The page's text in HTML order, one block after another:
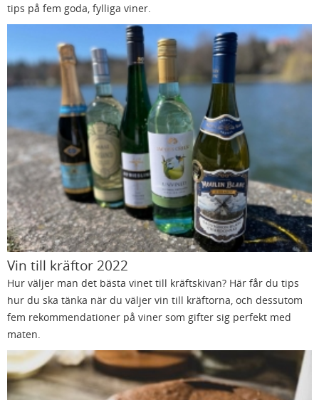
tips på fem goda, fylliga viner.
Vin till kräftor 2022
Hur väljer man det bästa vinet till kräftskivan? Här får du tips
hur du ska tänka när du väljer vin till kräftorna, och dessutom
fem rekommendationer på viner som gifter sig perfekt med
maten.